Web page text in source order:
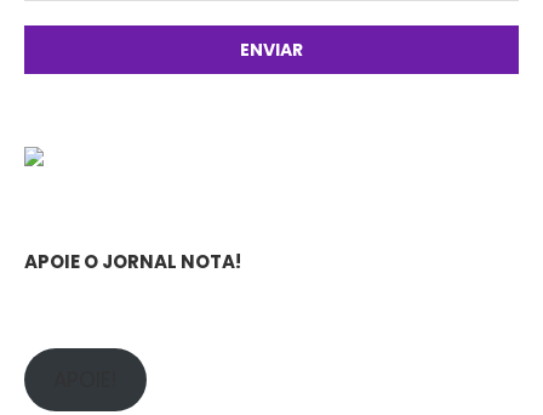
APOIE O JORNAL NOTA!